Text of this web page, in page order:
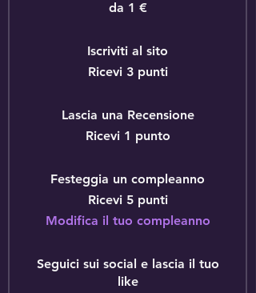
da 1 €
Iscriviti al sito
Ricevi 3 punti
Lascia una Recensione
Ricevi 1 punto
Festeggia un compleanno
Ricevi 5 punti
Modifica il tuo compleanno
Seguici sui social e lascia il tuo
like